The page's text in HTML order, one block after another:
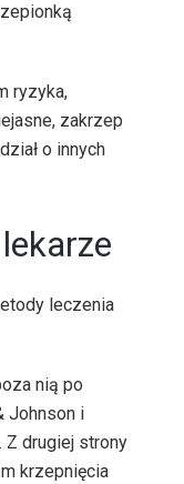
ryzyka,
zakrzep
o innych
leczenia
nią po
Johnson i
Z drugiej strony
krzepnięcia